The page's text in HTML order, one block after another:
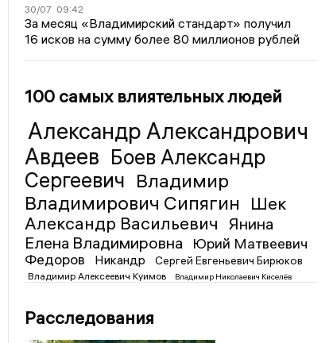
30/07 09:42
За месяц «Владимирский стандарт» получил
16 исков на сумму более 80 миллионов рублей
100 самых влиятельных людей
Александр Александрович
Авдеев Боев Александр
Сергеевич Владимир
Владимирович Сипягин Шек
Александр Васильевич
Янина
Елена Владимировна
Юрий Матвеевич
Федоров
Никандр Сергей Евгеньевич Бирюков
Владимир Алексеевич Куимов Владимир Николаевич Киселёв
Расследования